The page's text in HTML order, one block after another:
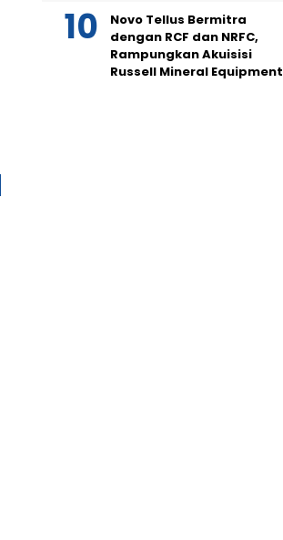
Novo Tellus Bermitra
dengan RCF dan NRFC,
Rampungkan Akuisisi
Russell Mineral Equipment